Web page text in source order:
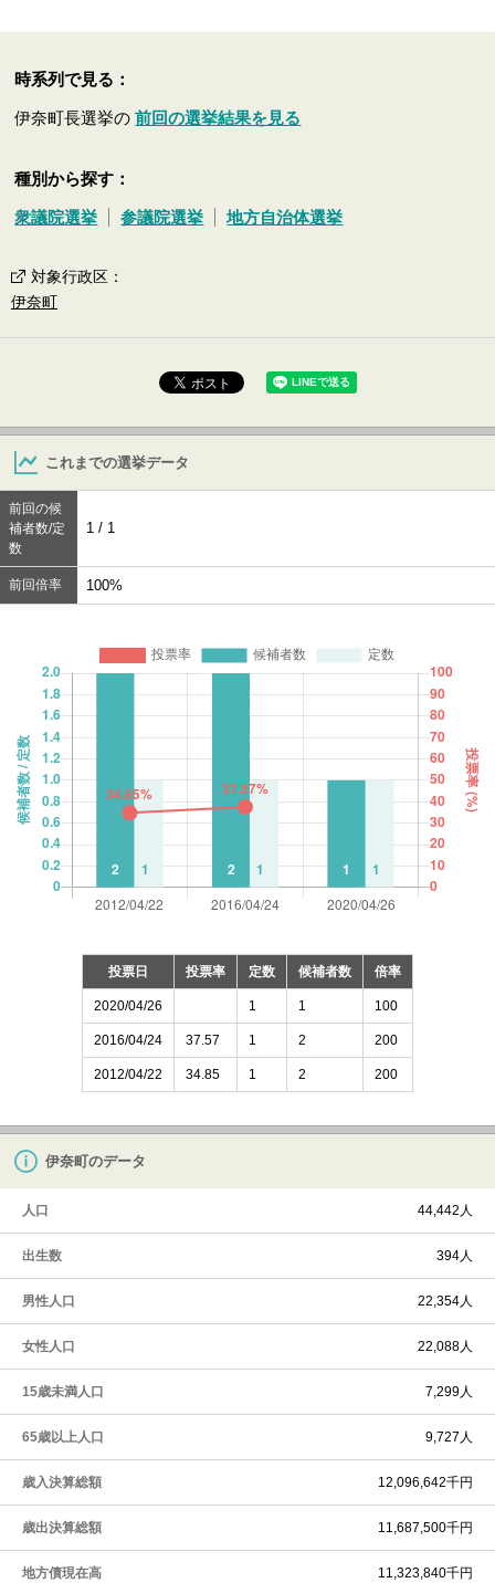
時系列で見る：
伊奈町長選挙の前回の選挙結果を見る
種別から探す：
衆議院選挙 参議院選挙 地方自治体選挙
対象行政区 ：
伊奈町
これまでの選挙データ
前回の候
補者数/定
数
1 / 1
前回倍率 100%
投票日 投票率 定数 候補者数 倍率
2020/04/26 1 1 100
2016/04/24 37.57 1 2 200
2012/04/22 34.85 1 2 200
伊奈町のデータ
人口 44,442人
出生数 394人
男性人口 22,354人
女性人口 22,088人
15歳未満人口 7,299人
65歳以上人口 9,727人
歳入決算総額 12,096,642千円
歳出決算総額 11,687,500千円
地方債現在高 11,323,840千円